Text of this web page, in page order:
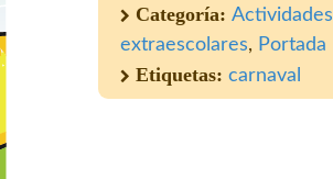
Categoría: Actividades
extraescolares, Portada
Etiquetas: carnaval